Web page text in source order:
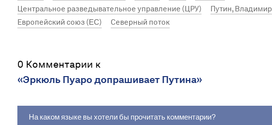
Центральное разведывательное управление (ЦРУ)
Путин, Владимир
Европейский союз (EC)
Северный поток
0 Комментарии к
«Эркюль Пуаро допрашивает Путина»
На каком языке вы хотели бы прочитать комментарии?